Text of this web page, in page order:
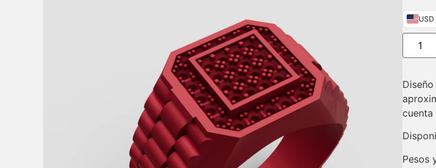
USD
cuenta
Pesos